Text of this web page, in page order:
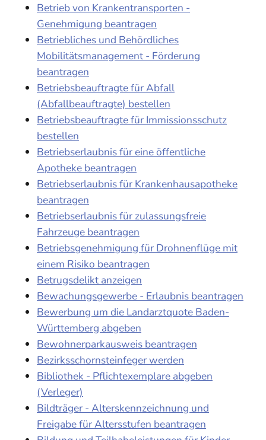
Betrieb von Krankentransporten -
Genehmigung beantragen
Betriebliches und Behördliches
Mobilitätsmanagement - Förderung
beantragen
Betriebsbeauftragte für Abfall
(Abfallbeauftragte) bestellen
Betriebsbeauftragte für Immissionsschutz
bestellen
Betriebserlaubnis für eine öffentliche
Apotheke beantragen
Betriebserlaubnis für Krankenhausapotheke
beantragen
Betriebserlaubnis für zulassungsfreie
Fahrzeuge beantragen
Betriebsgenehmigung für Drohnenflüge mit
einem Risiko beantragen
Betrugsdelikt anzeigen
Bewachungsgewerbe - Erlaubnis beantragen
Bewerbung um die Landarztquote Baden-
Württemberg abgeben
Bewohnerparkausweis beantragen
Bezirksschornsteinfeger werden
Bibliothek - Pflichtexemplare abgeben
(Verleger)
Bildträger - Alterskennzeichnung und
Freigabe für Altersstufen beantragen